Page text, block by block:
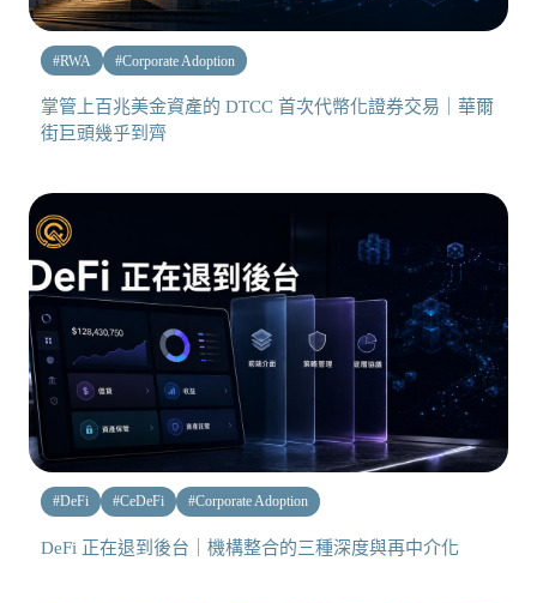
#RWA #Corporate Adoption
掌管上百兆美金資產的 DTCC 首次代幣化證券交易｜華爾
街巨頭幾乎到齊
#DeFi #CeDeFi #Corporate Adoption
DeFi 正在退到後台｜機構整合的三種深度與再中介化